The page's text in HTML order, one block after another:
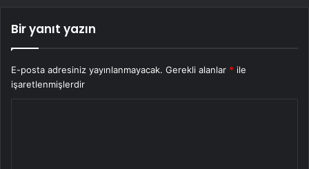
Bir yanıt yazın
E-posta adresiniz yayınlanmayacak. Gerekli alanlar * ile
işaretlenmişlerdir